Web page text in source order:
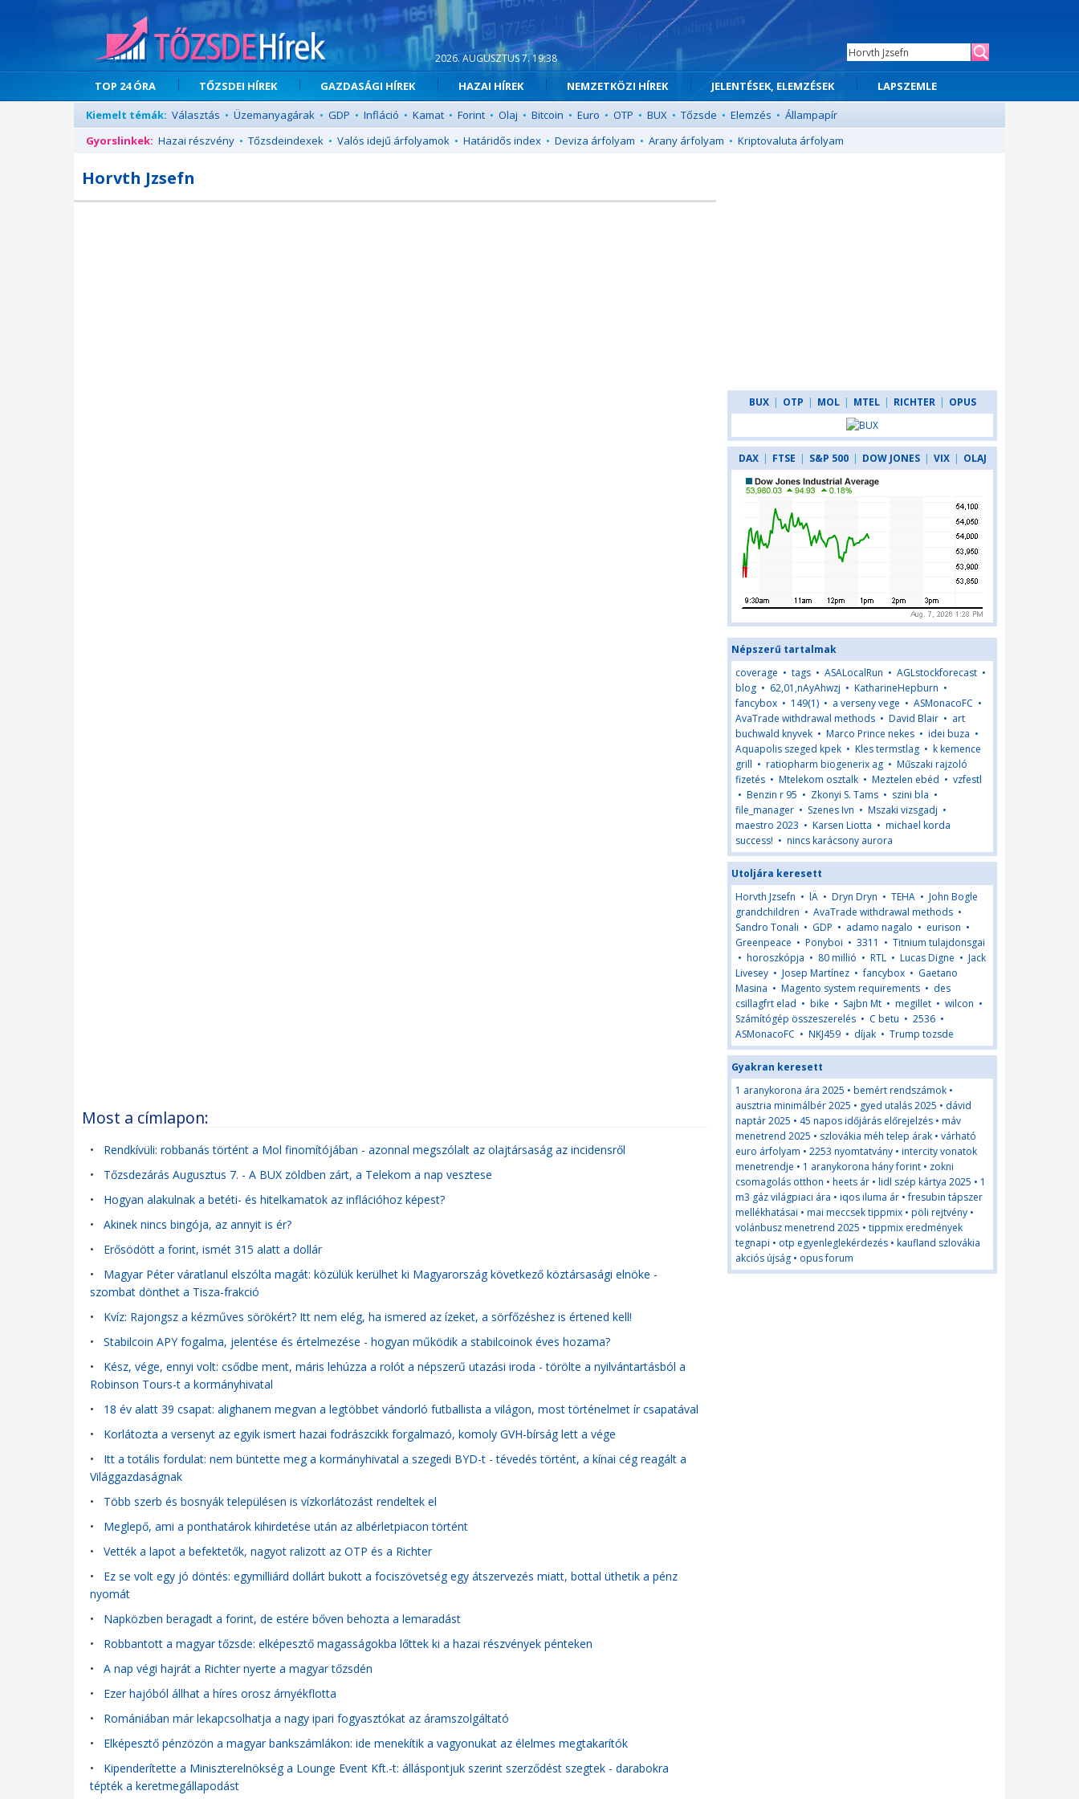
2026. AUGUSZTUS 7. 19:38
TOP 24 ÓRA TŐZSDEI HÍREK GAZDASÁGI HÍREK HAZAI HÍREK NEMZETKÖZI HÍREK JELENTÉSEK, ELEMZÉSEK
LAPSZEMLE
Kiemelt témák: Választás • Üzemanyagárak • GDP • Infláció • Kamat • Forint • Olaj • Bitcoin • Euro • OTP • BUX • Tőzsde • Elemzés • Állampapír
Gyorslinkek: Hazai részvény • Tőzsdeindexek • Valós idejű árfolyamok • Határidős index • Deviza árfolyam • Arany árfolyam • Kriptovaluta árfolyam
Horvth Jzsefn
Most a címlapon:
• Rendkívüli: robbanás történt a Mol finomítójában - azonnal megszólalt az olajtársaság az incidensről
• Tőzsdezárás Augusztus 7. - A BUX zöldben zárt, a Telekom a nap vesztese
• Hogyan alakulnak a betéti- és hitelkamatok az inflációhoz képest?
• Akinek nincs bingója, az annyit is ér?
• Erősödött a forint, ismét 315 alatt a dollár
• Magyar Péter váratlanul elszólta magát: közülük kerülhet ki Magyarország következő köztársasági elnöke -
szombat dönthet a Tisza-frakció
• Kvíz: Rajongsz a kézműves sörökért? Itt nem elég, ha ismered az ízeket, a sörfőzéshez is értened kell!
• Stabilcoin APY fogalma, jelentése és értelmezése - hogyan működik a stabilcoinok éves hozama?
• Kész, vége, ennyi volt: csődbe ment, máris lehúzza a rolót a népszerű utazási iroda - törölte a nyilvántartásból a
Robinson Tours-t a kormányhivatal
• 18 év alatt 39 csapat: alighanem megvan a legtöbbet vándorló futballista a világon, most történelmet ír csapatával
• Korlátozta a versenyt az egyik ismert hazai fodrászcikk forgalmazó, komoly GVH-bírság lett a vége
• Itt a totális fordulat: nem büntette meg a kormányhivatal a szegedi BYD-t - tévedés történt, a kínai cég reagált a
Világgazdaságnak
• Több szerb és bosnyák településen is vízkorlátozást rendeltek el
• Meglepő, ami a ponthatárok kihirdetése után az albérletpiacon történt
• Vették a lapot a befektetők, nagyot ralizott az OTP és a Richter
• Ez se volt egy jó döntés: egymilliárd dollárt bukott a fociszövetség egy átszervezés miatt, bottal üthetik a pénz
nyomát
• Napközben beragadt a forint, de estére bőven behozta a lemaradást
• Robbantott a magyar tőzsde: elképesztő magasságokba lőttek ki a hazai részvények pénteken
• A nap végi hajrát a Richter nyerte a magyar tőzsdén
• Ezer hajóból állhat a híres orosz árnyékflotta
• Romániában már lekapcsolhatja a nagy ipari fogyasztókat az áramszolgáltató
• Elképesztő pénzözön a magyar bankszámlákon: ide menekítik a vagyonukat az élelmes megtakarítók
• Kipenderítette a Miniszterelnökség a Lounge Event Kft.-t: álláspontjuk szerint szerződést szegtek - darabokra
tépték a keretmegállapodást
BUX | OTP | MOL | MTEL | RICHTER | OPUS
DAX | FTSE | S&P 500 | DOW JONES | VIX | OLAJ
Népszerű tartalmak
coverage • tags • ASALocalRun • AGLstockforecast •
blog • 62,01,nAyAhwzj • KatharineHepburn •
fancybox • 149(1) • a verseny vege • ASMonacoFC •
AvaTrade withdrawal methods • David Blair • art
buchwald knyvek • Marco Prince nekes • idei buza •
Aquapolis szeged kpek • Kles termstlag • k kemence
grill • ratiopharm biogenerix ag • Műszaki rajzoló
fizetés • Mtelekom osztalk • Meztelen ebéd • vzfestl
• Benzin r 95 • Zkonyi S. Tams • szini bla •
file_manager • Szenes Ivn • Mszaki vizsgadj •
maestro 2023 • Karsen Liotta • michael korda
success! • nincs karácsony aurora
Utoljára keresett
Horvth Jzsefn • lÄ • Dryn Dryn • TEHA • John Bogle
grandchildren • AvaTrade withdrawal methods •
Sandro Tonali • GDP • adamo nagalo • eurison •
Greenpeace • Ponyboi • 3311 • Titnium tulajdonsgai
• horoszkópja • 80 millió • RTL • Lucas Digne • Jack
Livesey • Josep Martínez •fancybox • Gaetano
Masina • Magento system requirements • des
csillagfrt elad • bike • Sajbn Mt • megillet • wilcon •
Számítógép összeszerelés • C betu • 2536 •
ASMonacoFC • NKJ459 • díjak • Trump tozsde
Gyakran keresett
1 aranykorona ára 2025 • bemért rendszámok •
ausztria minimálbér 2025 • gyed utalás 2025 • dávid
naptár 2025 • 45 napos időjárás előrejelzés • máv
menetrend 2025 • szlovákia méh telep árak • várható
euro árfolyam • 2253 nyomtatvány • intercity vonatok
menetrendje • 1 aranykorona hány forint • zokni
csomagolás otthon • heets ár • lidl szép kártya 2025 • 1
m3 gáz világpiaci ára • iqos iluma ár •fresubin tápszer
mellékhatásai • mai meccsek tippmix • pöli rejtvény •
volánbusz menetrend 2025 • tippmix eredmények
tegnapi • otp egyenleglekérdezés • kaufland szlovákia
akciós újság • opus forum